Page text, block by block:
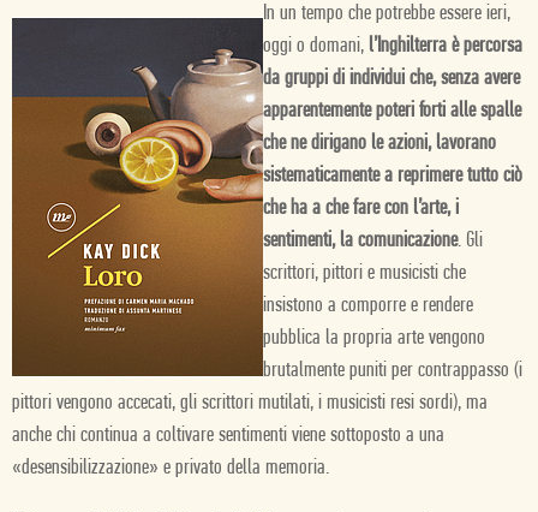
In un tempo che potrebbe essere ieri,
oggi o domani, l’Inghilterra è percorsa
da gruppi di individui che, senza avere
apparentemente poteri forti alle spalle
che ne dirigano le azioni, lavorano
sistematicamente a reprimere tutto ciò
che ha a che fare con l’arte, i
sentimenti, la comunicazione. Gli
scrittori, pittori e musicisti che
insistono a comporre e rendere
pubblica la propria arte vengono
brutalmente puniti per contrappasso (i
pittori vengono accecati, gli scrittori mutilati, i musicisti resi sordi), ma
anche chi continua a coltivare sentimenti viene sottoposto a una
«desensibilizzazione» e privato della memoria.